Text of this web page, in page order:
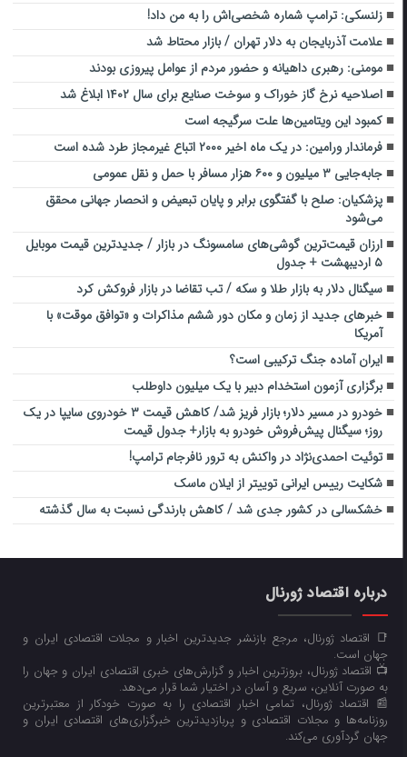
زلنسکی: ترامپ شماره شخصی‌اش را به من داد!
علامت آذربایجان به دلار تهران / بازار محتاط شد
مومنی: رهبری داهیانه و حضور مردم از عوامل پیروزی بودند
اصلاحیه نرخ گاز خوراک و سوخت صنایع برای سال ۱۴۰۲ ابلاغ شد
کمبود این ویتامین‌ها علت سرگیجه است
فرماندار ورامین: در یک ماه اخیر ۲۰۰۰ اتباع غیرمجاز طرد شده‌ است
جابه‌جایی ۳ میلیون و ۶۰۰ هزار مسافر با حمل و نقل عمومی
پزشکیان: صلح با گفتگوی برابر و پایان تبعیض و انحصار جهانی محقق
می‌شود
ارزان قیمت‌ترین گوشی‌های سامسونگ در بازار / جدیدترین قیمت موبایل
۵ اردیبهشت + جدول
سیگنال دلار به بازار طلا و سکه / تب تقاضا در بازار فروکش کرد
خبرهای جدید از زمان و مکان دور ششم مذاکرات و «توافق موقت» با
آمریکا
ایران آماده جنگ ترکیبی است؟
برگزاری آزمون استخدام دبیر با یک میلیون داوطلب
خودرو در مسیر دلار؛ بازار فریز شد/ کاهش قیمت ۳ خودروی سایپا در یک
روز؛ سیگنال پیش‌فروش خودرو به بازار+ جدول قیمت
توئیت احمدی‌نژاد در واکنش به ترور نافرجام ترامپ!
شکایت رییس‌ ایرانی توییتر از ایلان ماسک
خشکسالی در کشور جدی شد / کاهش بارندگی نسبت به سال گذشته
درباره اقتصاد ژورنال
📑 اقتصاد ژورنال، مرجع بازنشر جدیدترین اخبار و مجلات اقتصادی ایران و
جهان است.
📺 اقتصاد ژورنال، بروزترین اخبار و گزارش‌های خبری اقتصادی ایران و جهان را
به صورت آنلاین، سریع و آسان در اختیار شما قرار می‌‌دهد.
📰 اقتصاد ژورنال، تمامی اخبار اقتصادی را به صورت خودکار از معتبرترین
روزنامه‌ها و مجلات اقتصادی و پربازدیدترین خبرگزاری‌های اقتصادی ایران و
جهان گردآوری می‌کند.